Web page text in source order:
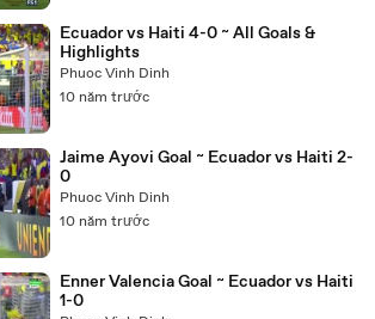
Ecuador vs Haiti 4-0 ~ All Goals &
Highlights
Phuoc Vinh Dinh
10 năm trước
Jaime Ayovi Goal ~ Ecuador vs Haiti 2-
0
Phuoc Vinh Dinh
10 năm trước
Enner Valencia Goal ~ Ecuador vs Haiti
1-0